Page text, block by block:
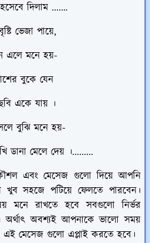
দিলাম ....…
ভেজা পায়ে,
এলে মনে হয়-
বুকে যেন
একে যায় ।
বুঝি মনে হয়-
ডানা মেলে দেয় ।.........
এবং মেসেজ গুলো দিয়ে আপনি
খুব সহজে পটিয়ে ফেলতে পারবেন।
মনে রাখতে হবে সবগুলো নির্ভর
অর্থাৎ অবশ্যই আপনাকে ভালো সময়
এই মেসেজ গুলো এপ্লাই করতে হবে।